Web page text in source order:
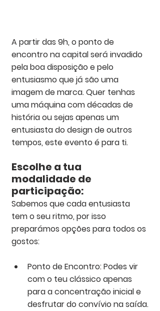
A partir das 9h, o ponto de
encontro na capital será invadido
pela boa disposição e pelo
entusiasmo que já são uma
imagem de marca. Quer tenhas
uma máquina com décadas de
história ou sejas apenas um
entusiasta do design de outros
tempos, este evento é para ti.
Escolhe a tua
modalidade de
participação:
Sabemos que cada entusiasta
tem o seu ritmo, por isso
preparámos opções para todos os
gostos:
Ponto de Encontro: Podes vir
com o teu clássico apenas
para a concentração inicial e
desfrutar do convívio na saída.